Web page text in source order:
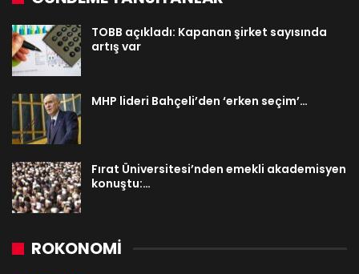
TOBB açıkladı: Kapanan şirket sayısında
artış var
MHP lideri Bahçeli’den ‘erken seçim’…
Fırat Üniversitesi’nden emekli akademisyen
konuştu:…
ROKONOMİ